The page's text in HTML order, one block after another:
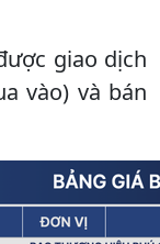
giao dịch
vào) và bán